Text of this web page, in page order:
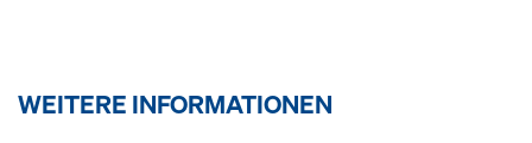
WEITERE INFORMATIONEN